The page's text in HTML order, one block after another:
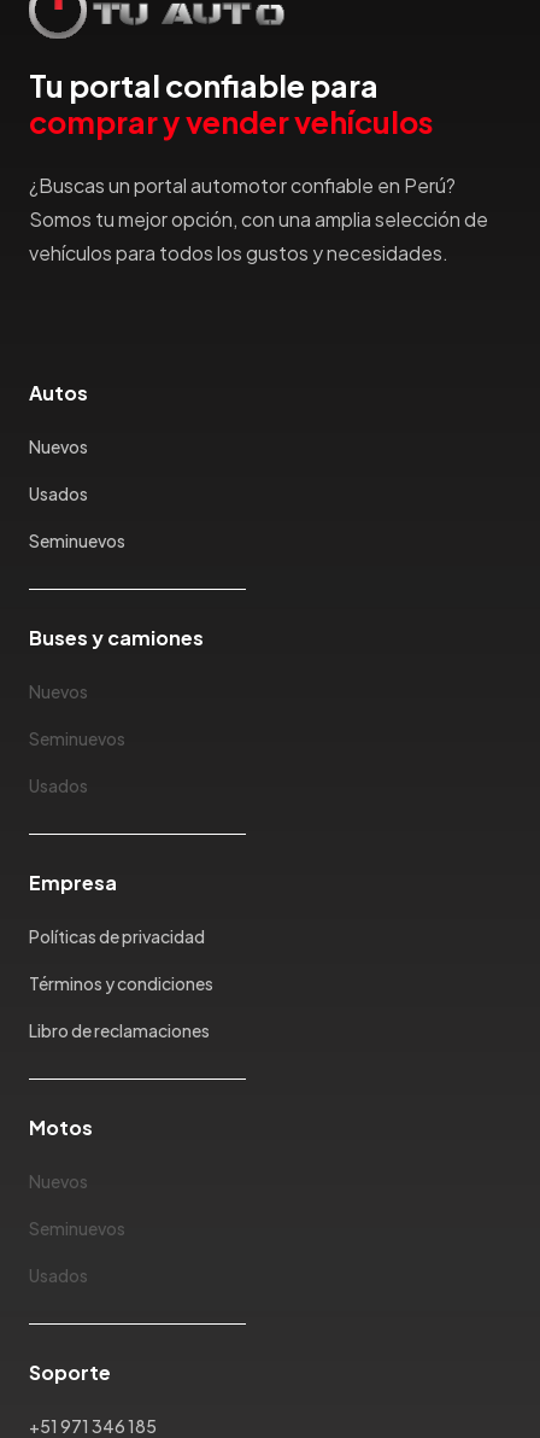
Tu portal confiable para
comprar y vender vehículos
¿Buscas un portal automotor confiable en Perú?
Somos tu mejor opción, con una amplia selección de
vehículos para todos los gustos y necesidades.
Autos
Nuevos
Usados
Seminuevos
Buses y camiones
Nuevos
Seminuevos
Usados
Empresa
Políticas de privacidad
Términos y condiciones
Libro de reclamaciones
Motos
Nuevos
Seminuevos
Usados
Soporte
+51 971 346 185